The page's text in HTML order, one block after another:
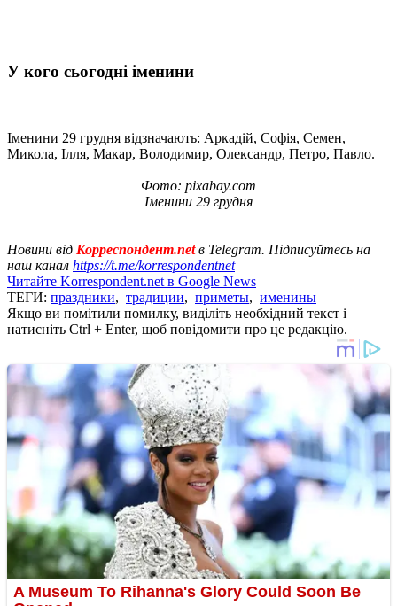
У кого сьогодні іменини
Іменини 29 грудня відзначають: Аркадій, Софія, Семен,
Микола, Ілля, Макар, Володимир, Олександр, Петро, ​​Павло.
Фото: pixabay.com
Іменини 29 грудня
Новини від Корреспондент.netв Telegram. Підписуйтесь на
наш канал https://t.me/korrespondentnet
Читайте Korrespondent.net в Google News
ТЕГИ: праздники, традиции, приметы, именины
Якщо ви помітили помилку, виділіть необхідний текст і
натисніть Ctrl + Enter, щоб повідомити про це редакцію.